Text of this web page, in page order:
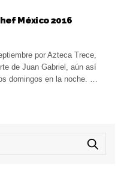
México 2016
por Azteca Trece,
de Juan Gabriel, aún así
domingos en la noche. …